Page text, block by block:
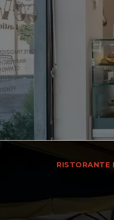
RISTORANTE